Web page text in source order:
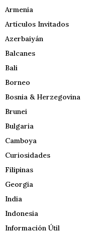
Armenia
Artículos Invitados
Azerbaiyán
Balcanes
Bali
Borneo
Bosnia & Herzegovina
Brunei
Bulgaria
Camboya
Curiosidades
Filipinas
Georgia
India
Indonesia
Información Útil